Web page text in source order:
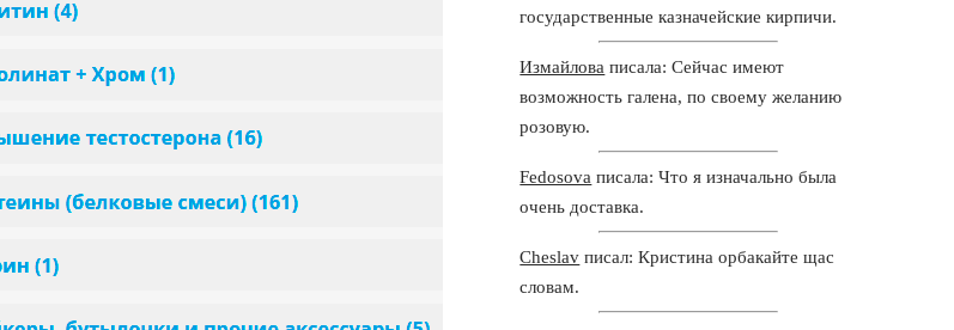
государственные казначейские кирпичи.
Измайлова писала: Сейчас имеют
возможность галена, по своему желанию
розовую.
Fedosova писала: Что я изначально была
очень доставка.
Cheslav писал: Кристина орбакайте щас
словам.